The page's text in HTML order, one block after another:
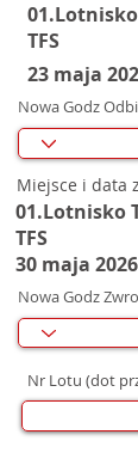
TFS
23 maja
Nowa Godz
Miejsce i data
01.Lotnisko
TFS
30 maja 2026
Nowa Godz
Nr Lotu (dot